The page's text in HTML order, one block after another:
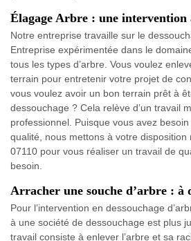
Élagage Arbre : une intervention
Notre entreprise travaille sur le
Entreprise expérimentée dans le
tous les types d’arbre. Vous voulez
terrain pour entretenir votre projet de
vous voulez avoir un bon terrain prêt à
dessouchage ? Cela relève d’un travail
professionnel. Puisque vous avez besoin
qualité, nous mettons à votre
07110 pour vous réaliser un travail de
besoin.
Arracher une souche d’arbre : à
Pour l’intervention en dessouchage
à une société de dessouchage est plus
travail consiste à enlever l’arbre et sa